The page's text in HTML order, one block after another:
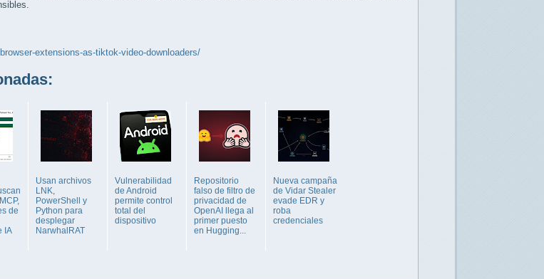
extensions-as-tiktok-video-downloaders/
de
IA
Usan archivos
LNK,
PowerShell y
Python para
desplegar
NarwhalRAT
Vulnerabilidad
de Android
permite control
total del
dispositivo
Repositorio
falso de filtro de
privacidad de
OpenAI llega al
primer puesto
en Hugging...
Nueva campaña
de Vidar Stealer
evade EDR y
roba
credenciales